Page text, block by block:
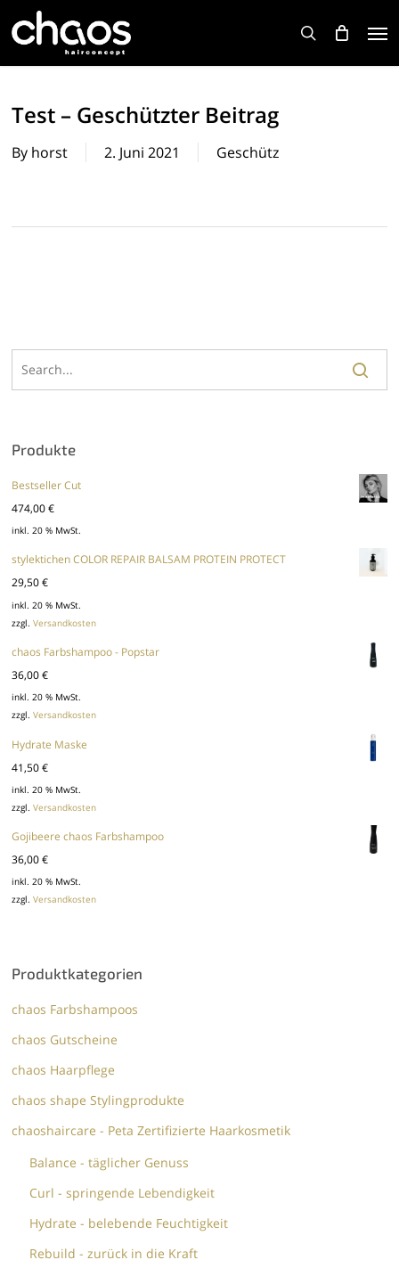
search
Test – Geschützter Beitrag
By horst 2. Juni 2021 Geschütz
Produkte
Bestseller Cut
474,00€
inkl. 20 % MwSt.
stylektichen COLOR REPAIR BALSAM PROTEIN PROTECT
29,50€
inkl. 20 % MwSt.
zzgl.Versandkosten
chaos Farbshampoo - Popstar
36,00€
inkl. 20 % MwSt.
zzgl.Versandkosten
Hydrate Maske
41,50€
inkl. 20 % MwSt.
zzgl.Versandkosten
Gojibeere chaos Farbshampoo
36,00€
inkl. 20 % MwSt.
zzgl.Versandkosten
Produktkategorien
chaos Farbshampoos
chaos Gutscheine
chaos Haarpflege
chaos shape Stylingprodukte
chaoshaircare - Peta Zertifizierte Haarkosmetik
Balance - täglicher Genuss
Curl - springende Lebendigkeit
Hydrate - belebende Feuchtigkeit
Rebuild - zurück in die Kraft